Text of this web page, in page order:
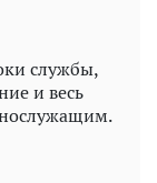
службы,
и весь